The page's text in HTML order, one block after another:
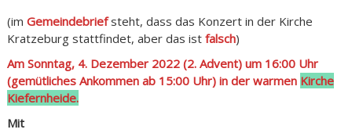
(im Gemeindebriefsteht, dass das Konzert in der Kirche
Kratzeburg stattfindet, aber das ist falsch)
Am Sonntag, 4. Dezember 2022 (2. Advent) um 16:00 Uhr
(gemütliches Ankommen ab 15:00 Uhr) in der warmen Kirche
Kiefernheide.
Mit